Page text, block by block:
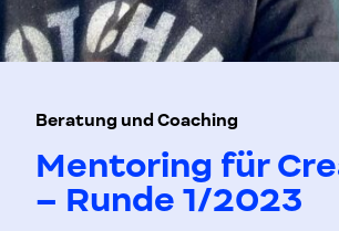
Beratung und Coaching
Mentoring für
– Runde 1/2023